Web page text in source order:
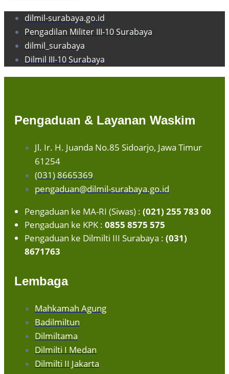
dilmil-surabaya.go.id
Pengadilan Militer III-10 Surabaya
dilmil_surabaya
Dilmil III-10 Surabaya
Pengaduan & Layanan Waskim
Jl. Ir. H. Juanda No.85 Sidoarjo, Jawa Timur
61254
(031) 8665369
pengaduan@dilmil-surabaya.go.id
Pengaduan ke MA-RI (Siwas) : (021) 255 783 00
Pengaduan ke KPK : 0855 8575 575
Pengaduan ke Dilmilti III Surabaya : (031)
8671763
Lembaga
Mahkamah Agung
Badilmiltun
Dilmiltama
Dilmilti I Medan
Dilmilti II Jakarta